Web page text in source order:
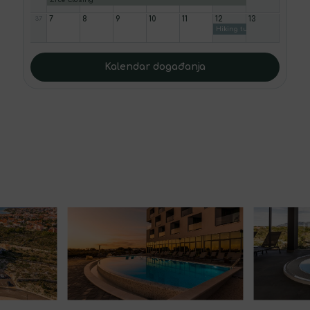
37 7 8 9 10 11 12 13
Hiking tura
Kalendar događanja